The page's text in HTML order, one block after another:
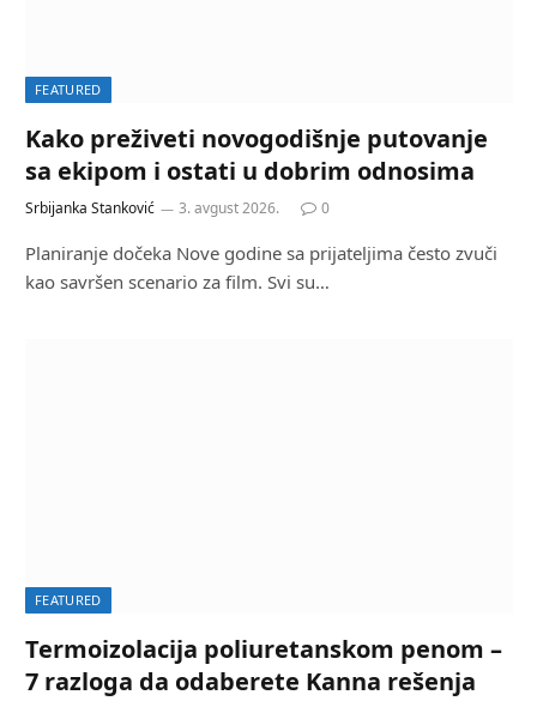
FEATURED
Kako preživeti novogodišnje putovanje
sa ekipom i ostati u dobrim odnosima
Srbijanka Stanković 3. avgust 2026. 0
Planiranje dočeka Nove godine sa prijateljima često zvuči
kao savršen scenario za film. Svi su…
FEATURED
Termoizolacija poliuretanskom penom –
7 razloga da odaberete Kanna rešenja